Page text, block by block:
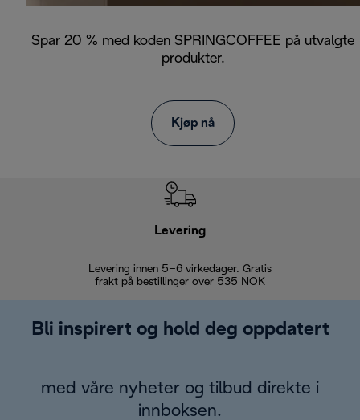
Spar 20 % med koden SPRINGCOFFEE på utvalgte
produkter.
Kjøp nå
Levering
Levering innen 5–6 virkedager. Gratis
frakt på bestillinger over 535 NOK
Bli inspirert og hold deg oppdatert
med våre nyheter og tilbud direkte i
innboksen.